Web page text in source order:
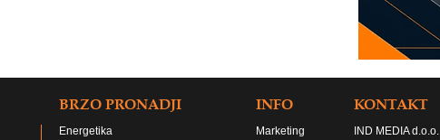
BRZO PRONADJI
Energetika
INFO
Marketing
KONTAKT
IND MEDIA d.o.o.